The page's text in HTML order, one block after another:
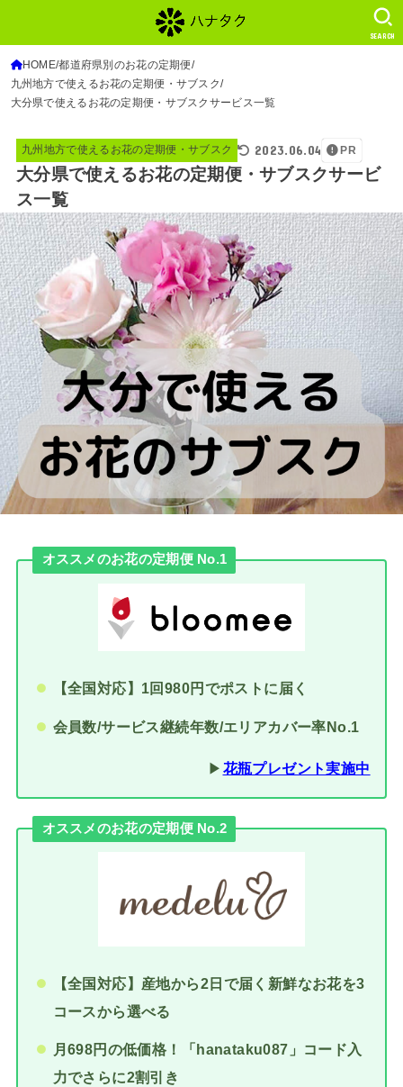
SEARCH
HOME 都道府県別のお花の定期便
九州地方で使えるお花の定期便・サブスク
大分県で使えるお花の定期便・サブスクサービス一覧
九州地方で使えるお花の定期便・サブスク 2023.06.04 PR
大分県で使えるお花の定期便・サブスクサービ
ス一覧
オススメのお花の定期便 No.1
【全国対応】1回980円でポストに届く
会員数/サービス継続年数/エリアカバー率No.1
▶︎ 花瓶プレゼント実施中
オススメのお花の定期便 No.2
【全国対応】産地から2日で届く新鮮なお花を3
コースから選べる
月698円の低価格！「hanataku087」コード入
力でさらに2割引き